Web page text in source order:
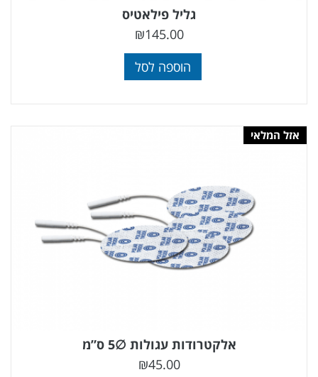
גליל פילאטיס
₪145.00
הוספה לסל
אזל המלאי
אלקטרודות עגולות ∅5 ס”מ
₪45.00